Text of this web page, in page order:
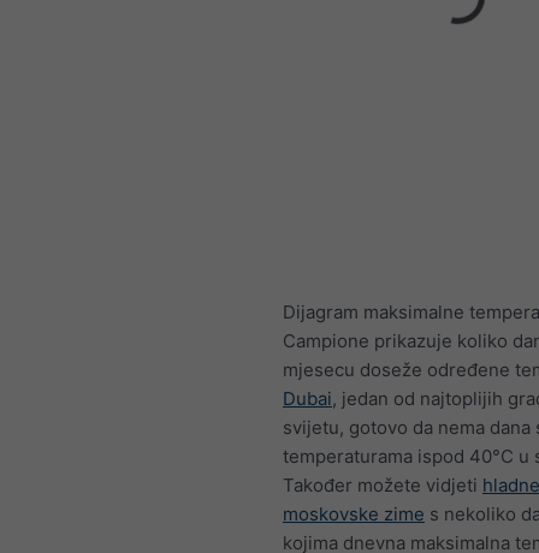
Dijagram maksimalne
Campione prikazuje koliko
mjesecu doseže određene
Dubai, jedan od najtoplijih
svijetu, gotovo da nema dana
temperaturama ispod 40°C u
Također možete vidjeti hladne
moskovske zime s nekoliko
kojima dnevna maksimalna